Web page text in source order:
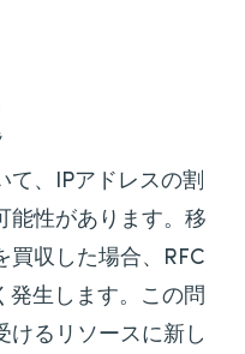
て、IPアドレスの割
能性があります。移
買収した場合、RFC
発生します。この問
けるリソースに新し